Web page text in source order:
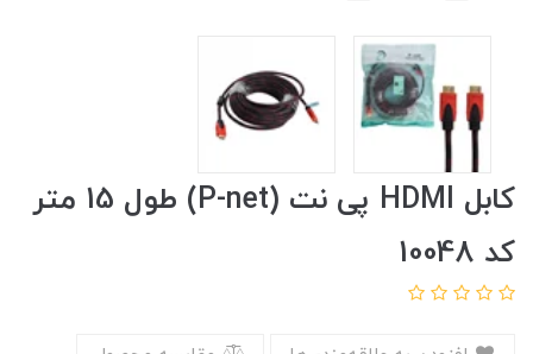
کابل HDMI پی نت (P-net) طول 15 متر
کد 10048